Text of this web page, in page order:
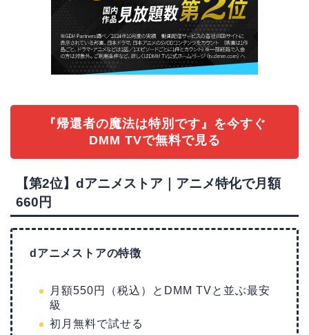
『帰還者の魔法は特別です』を今すぐ
DMM TVで無料で見る
【第2位】dアニメストア｜アニメ特化で月額
660円
dアニメストアの特徴
月額550円（税込）とDMM TVと並ぶ最安
級
初月無料で試せる